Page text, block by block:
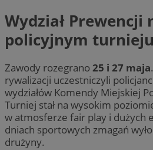
Wydział Prewencji
policyjnym turnieju
Zawody rozegrano25 i 27 maja
rywalizacji uczestniczyli
wydziałów Komendy Miejskiej
Turniej stał na wysokim
w atmosferze fair play i dużych
dniach sportowych zmagań
drużyny.